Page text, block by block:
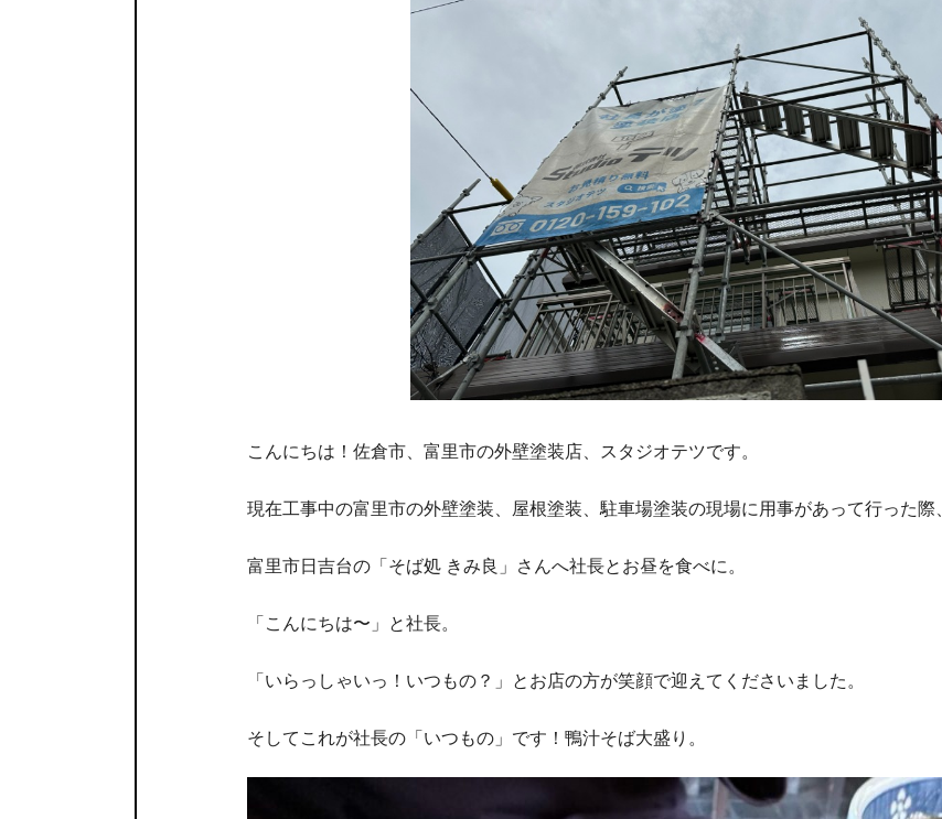
こんにちは！佐倉市、富里市の外壁塗装店、スタジオテツです。
現在工事中の富里市の外壁塗装、屋根塗装、駐車場塗装の現場に用事があって行った際、
富里市日吉台の「そば処 きみ良」さんへ社長とお昼を食べに。
「こんにちは〜」と社長。
「いらっしゃいっ！いつもの？」とお店の方が笑顔で迎えてくださいました。
そしてこれが社長の「いつもの」です！鴨汁そば大盛り。